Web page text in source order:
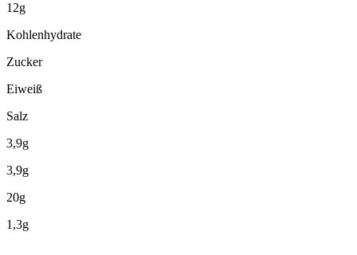
12g
Kohlenhydrate
Zucker
Eiweiß
Salz
3,9g
3,9g
20g
1,3g